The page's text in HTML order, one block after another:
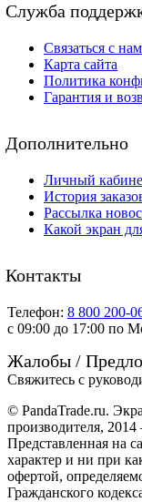
Служба
Связаться с
Карта сайта
Политика
Гарантия и
Дополнительно
Личный
История
Рассылка
Какой экран
Контакты
Телефон: 8 800 200-
c 09:00 до 17:00 по
Жалобы /
Свяжитесь с
© PandaTrade.ru.
производителя,
Представленная на
характер и ни при
офертой,
Гражданского